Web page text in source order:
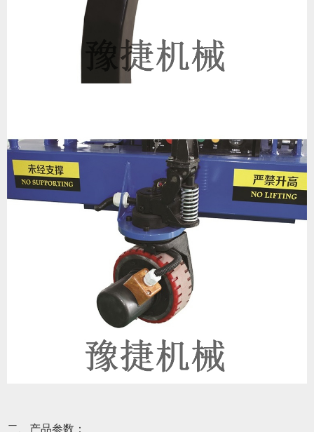
二、产品参数：